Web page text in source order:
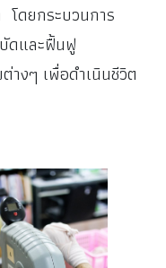
ดยกระบวนการ
ดและฟื้นฟู
างๆ เพื่อดำเนินชีวิต